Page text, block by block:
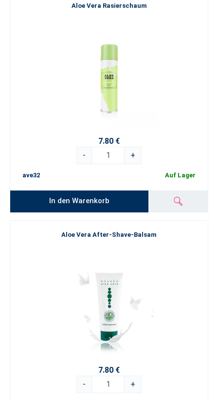
Aloe Vera Rasierschaum
7.80 €
-
+
ave32 Auf Lager
In den Warenkorb
Aloe Vera After-Shave-Balsam
7.80 €
-
+